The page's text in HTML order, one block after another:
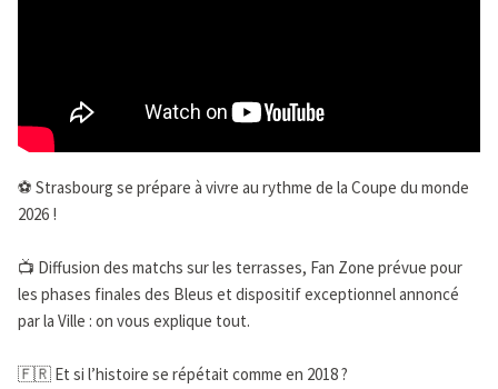
⚽️ Strasbourg se prépare à vivre au rythme de la Coupe du monde
2026 !
📺 Diffusion des matchs sur les terrasses, Fan Zone prévue pour
les phases finales des Bleus et dispositif exceptionnel annoncé
par la Ville : on vous explique tout.
🇫🇷 Et si l’histoire se répétait comme en 2018 ?